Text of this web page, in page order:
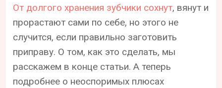
От долгого хранения зубчики сохнут, вянут и
прорастают сами по себе, но этого не
случится, если правильно заготовить
приправу. О том, как это сделать, мы
расскажем в конце статьи. А теперь
подробнее о неоспоримых плюсах